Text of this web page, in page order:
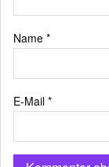
Name *
E-Mail *